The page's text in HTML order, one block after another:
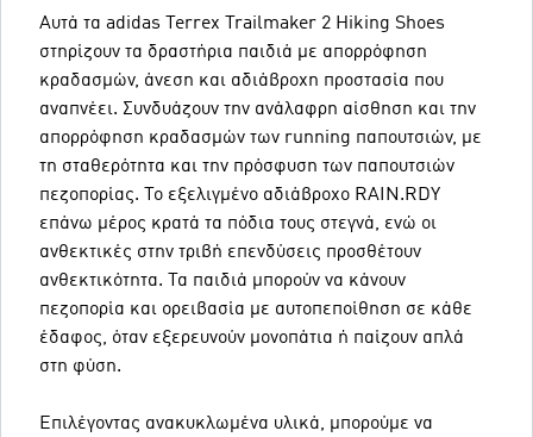
Αυτά τα adidas Terrex Trailmaker 2 Hiking Shoes
στηρίζουν τα δραστήρια παιδιά με απορρόφηση
κραδασμών, άνεση και αδιάβροχη προστασία που
αναπνέει. Συνδυάζουν την ανάλαφρη αίσθηση και την
απορρόφηση κραδασμών των running παπουτσιών, με
τη σταθερότητα και την πρόσφυση των παπουτσιών
πεζοπορίας. Το εξελιγμένο αδιάβροχο RAIN.RDY
επάνω μέρος κρατά τα πόδια τους στεγνά, ενώ οι
ανθεκτικές στην τριβή επενδύσεις προσθέτουν
ανθεκτικότητα. Τα παιδιά μπορούν να κάνουν
πεζοπορία και ορειβασία με αυτοπεποίθηση σε κάθε
έδαφος, όταν εξερευνούν μονοπάτια ή παίζουν απλά
στη φύση.
Επιλέγοντας ανακυκλωμένα υλικά, μπορούμε να